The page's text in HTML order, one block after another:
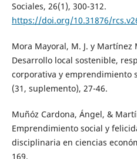
Sociales, 26(1), 300-312.
https://doi.org/10.31876/
Mora Mayoral, M. J. y Martínez
Desarrollo local sostenible,
corporativa y emprendimiento
(31, suplemento), 27-46.
Muñóz Cardona, Ángel, &
Emprendimiento social y
disciplinaria en ciencias
169.